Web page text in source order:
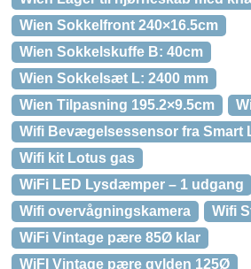
Wien Sokkelfront 240×16.5cm
Wien Sokkelskuffe B: 40cm
Wien Sokkelsæt L: 2400 mm
Wien Tilpasning 195.2×9.5cm
Wifi Bevægelsessensor fra Smart
Wifi kit Lotus gas
WiFi LED Lysdæmper – 1 udgang
Wifi overvågningskamera
Wifi
WiFi Vintage pære 85Ø klar
WiFI Vintage pære gylden 125Ø